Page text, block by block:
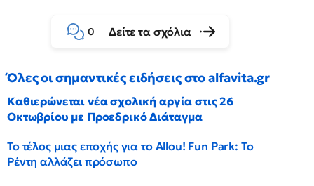
0 Δείτε τα σχόλια
Όλες οι σημαντικές ειδήσεις στο alfavita.gr
Καθιερώνεται νέα σχολική αργία στις 26
Οκτωβρίου με Προεδρικό Διάταγμα
Το τέλος μιας εποχής για το Allou! Fun Park: Το
Ρέντη αλλάζει πρόσωπο